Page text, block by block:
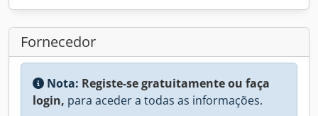
Fornecedor
Nota: Registe-se gratuitamente ou faça
login, para aceder a todas as informações.